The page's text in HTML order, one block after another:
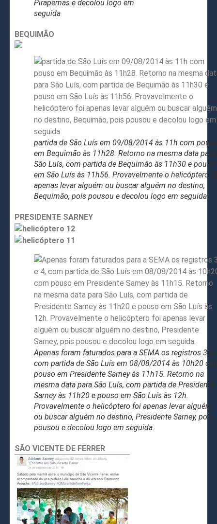
Pirapemas e decolou logo em
seguida
BEQUIMÃO
partida de São Luís em 09/08/2014 às 11h com
em Bequimão às 11h28. Retorno na mesma data para
São Luís, com partida de Bequimão às 11h30 e pouso
em São Luís às 11h56. Provavelmente o helicóptero
apenas levar alguém ou buscar alguém no destino,
Bequimão, pois pousou e decolou logo em seguida
PRESIDENTE SARNEY
Apenas foram faturados para a SEMA os registros 3 e
com partida de São Luís em 08/08/2014 às 10h20
pouso em Presidente Sarney às 11h15. Retorno na
mesma data para São Luís, com partida de Presidente
Sarney às 11h20 e pouso em São Luís às 12h.
Provavelmente o helicóptero foi apenas levar alguém
ou buscar alguém no destino, Presidente Sarney, pois
pousou e decolou logo em seguida.
SÃO VICENTE DE FERRER